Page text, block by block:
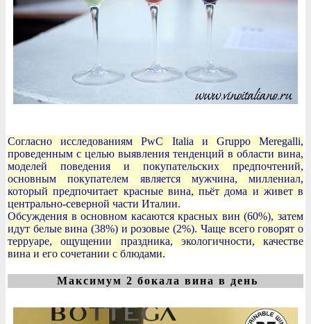
Согласно исследованиям PwC Italia и Gruppo Meregalli,
проведенным с целью выявления тенденций в области вина,
моделей поведения и покупательских предпочтений,
основным покупателем является мужчина, миллениал,
который предпочитает красные вина, пьёт дома и живет в
центрально-северной части Италии.
Обсуждения в основном касаются красных вин (60%), затем
идут белые вина (38%) и розовые (2%). Чаще всего говорят о
терруаре, ощущении праздника, экологичности, качестве
вина и его сочетании с блюдами.
Максимум 2 бокала вина в день